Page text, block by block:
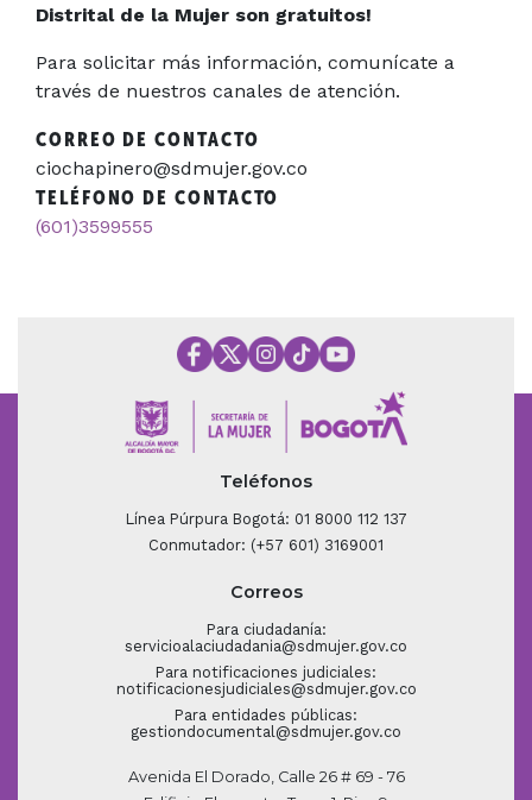
Distrital de la Mujer son gratuitos!
Para solicitar más información, comunícate a
través de nuestros canales de atención.
CORREO DE CONTACTO
ciochapinero@sdmujer.gov.co
TELÉFONO DE CONTACTO
(601)3599555
Teléfonos
Línea Púrpura Bogotá: 01 8000 112 137
Conmutador: (+57 601) 3169001
Correos
Para ciudadanía:
servicioalaciudadania@sdmujer.gov.co
Para notificaciones judiciales:
notificacionesjudiciales@sdmujer.gov.co
Para entidades públicas:
gestiondocumental@sdmujer.gov.co
Avenida El Dorado, Calle 26 # 69 - 76